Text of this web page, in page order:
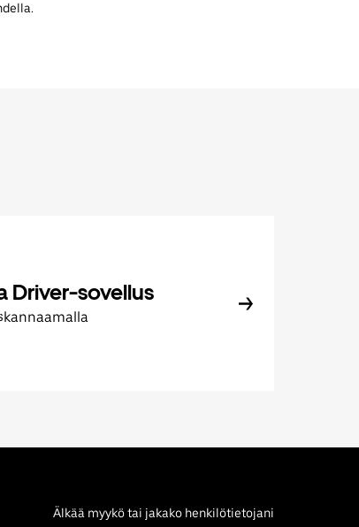
Driver-sovellus
Älkää myykö tai jakako henkilötietojani